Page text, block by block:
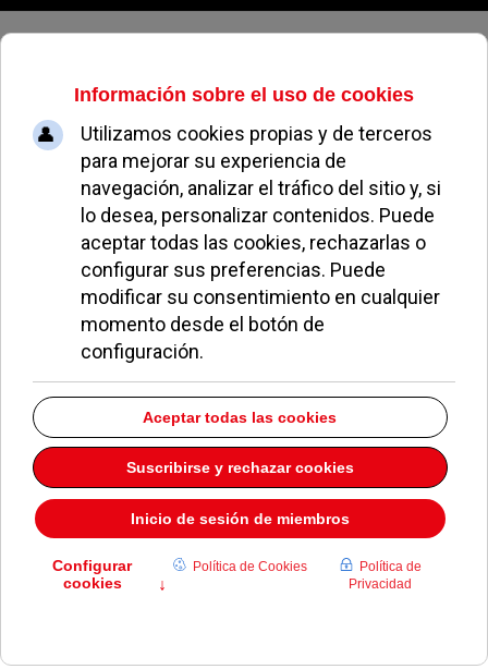
Sábado, 08 de agosto de 2026
Minuto de silencio en Pozuelo de
Alarcón por el Día Internacional
para la Eliminación de la
Violencia contra las Mujeres
REDACCIÓN POLÍTICA 25 NOVIEMBRE 2021